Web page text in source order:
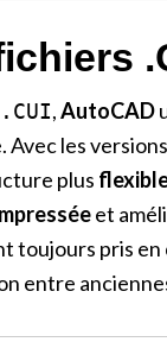
.CUI,AutoCAD
Avec les
plus
et
toujours pris
entre